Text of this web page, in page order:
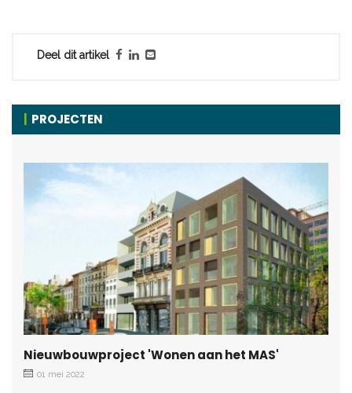
Deel dit artikel
PROJECTEN
Nieuwbouwproject 'Wonen aan het MAS'
01 mei 2022